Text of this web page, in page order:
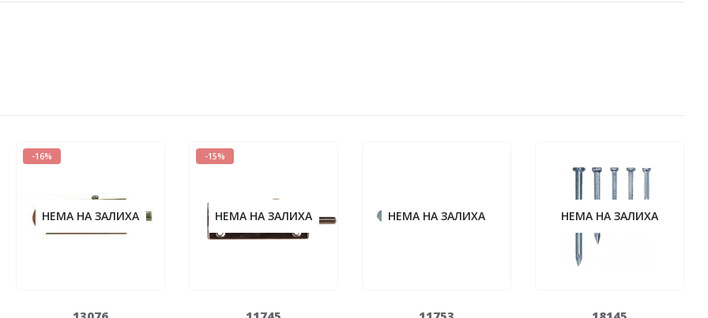
-16%
НЕМА НА ЗАЛИХА
-15%
НЕМА НА ЗАЛИХА НЕМА НА ЗАЛИХА НЕМА НА ЗАЛИХА